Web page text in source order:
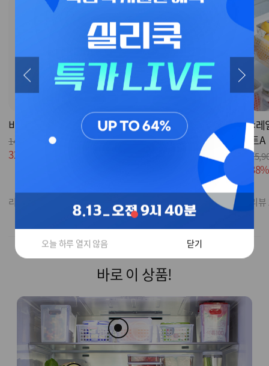
비닐쏙 픽미 5개_화이트
14,500원
32%
리뷰 933
발각질제거기
21,000원
리뷰 26
<레
트A
리
바로 이 상품!
오늘 하루 열지 않음 닫기